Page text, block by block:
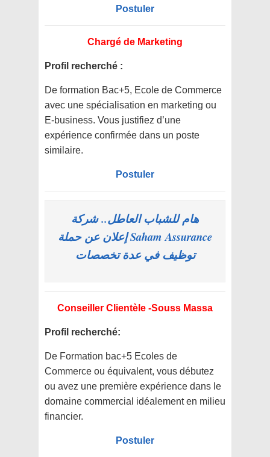
Postuler
Chargé de Marketing
Profil recherché :
De formation Bac+5, Ecole de Commerce
avec une spécialisation en marketing ou
E-business. Vous justifiez d’une
expérience confirmée dans un poste
similaire.
Postuler
هام للشباب العاطل.. شركة
Saham Assurance إعلان عن حملة
توظيف في عدة تخصصات
Conseiller Clientèle -Souss Massa
Profil recherché:
De Formation bac+5 Ecoles de
Commerce ou équivalent, vous débutez
ou avez une première expérience dans le
domaine commercial idéalement en milieu
financier.
Postuler